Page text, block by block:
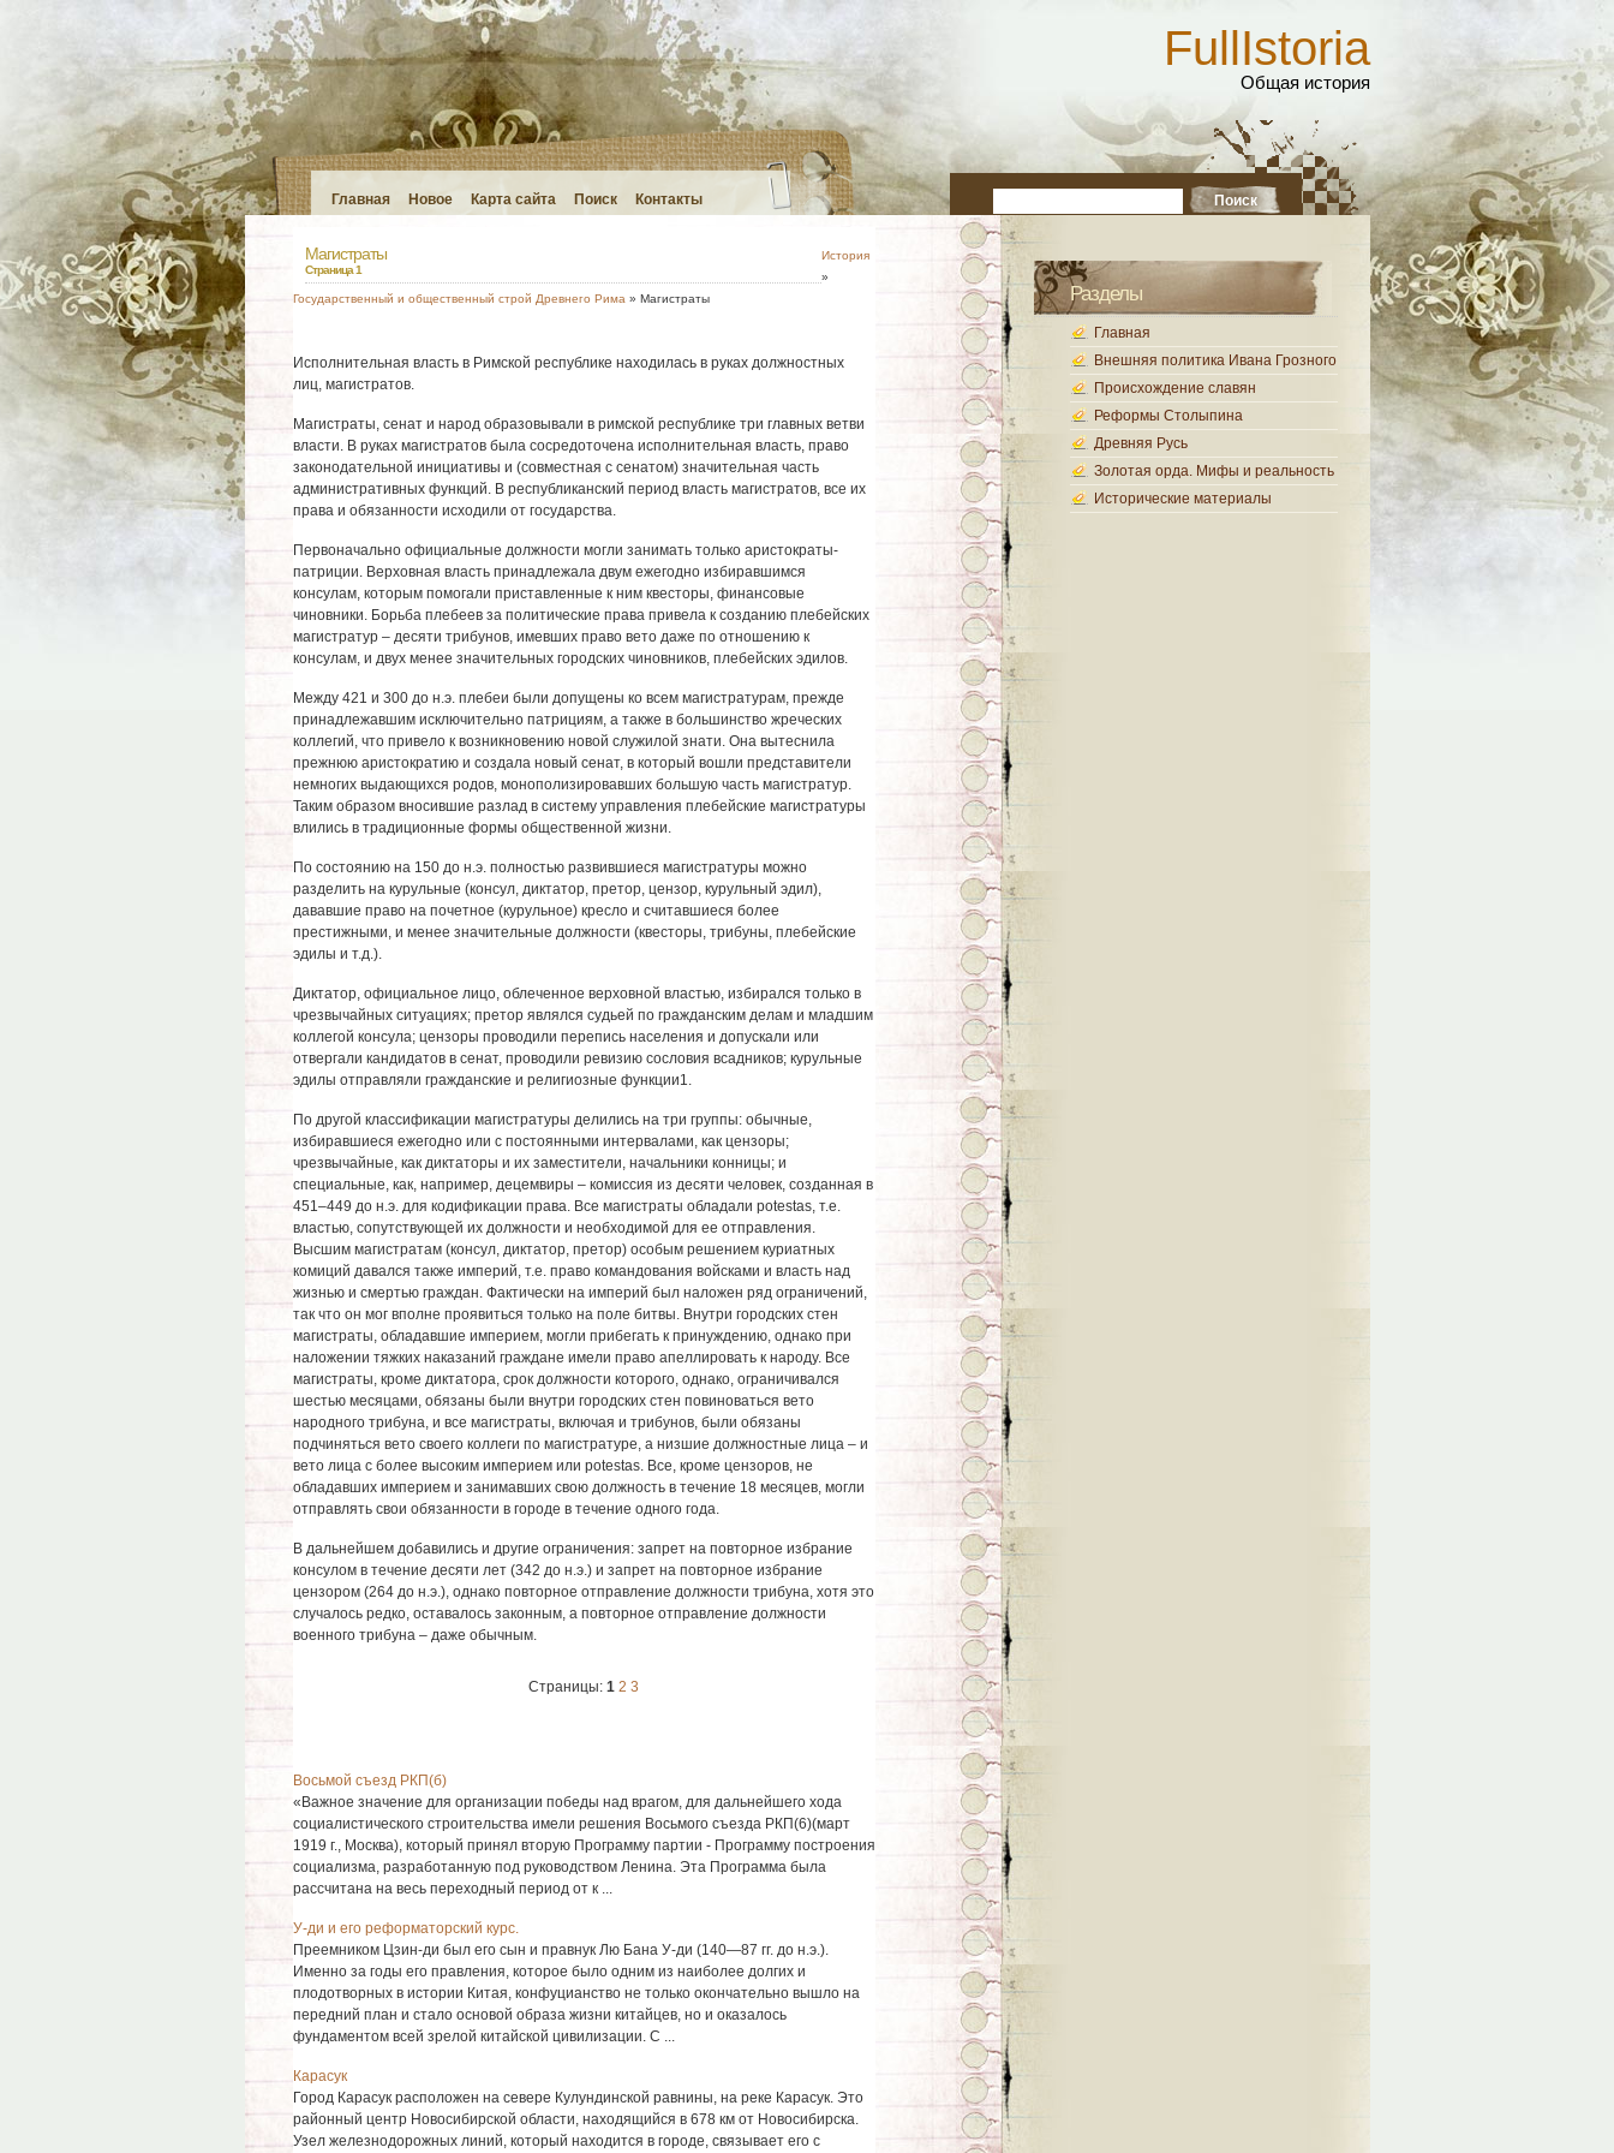
FullIstoria
Общая история
Главная Новое Карта сайта Поиск Контакты
Магистраты
Страница 1
История
»
Государственный и общественный строй Древнего Рима » Магистраты
Исполнительная власть в Римской республике находилась в руках должностных
лиц, магистратов.
Магистраты, сенат и народ образовывали в римской республике три главных ветви
власти. В руках магистратов была сосредоточена исполнительная власть, право
законодательной инициативы и (совместная с сенатом) значительная часть
административных функций. В республиканский период власть магистратов, все их
права и обязанности исходили от государства.
Первоначально официальные должности могли занимать только аристократы-
патриции. Верховная власть принадлежала двум ежегодно избиравшимся
консулам, которым помогали приставленные к ним квесторы, финансовые
чиновники. Борьба плебеев за политические права привела к созданию плебейских
магистратур – десяти трибунов, имевших право вето даже по отношению к
консулам, и двух менее значительных городских чиновников, плебейских эдилов.
Между 421 и 300 до н.э. плебеи были допущены ко всем магистратурам, прежде
принадлежавшим исключительно патрициям, а также в большинство жреческих
коллегий, что привело к возникновению новой служилой знати. Она вытеснила
прежнюю аристократию и создала новый сенат, в который вошли представители
немногих выдающихся родов, монополизировавших большую часть магистратур.
Таким образом вносившие разлад в систему управления плебейские магистратуры
влились в традиционные формы общественной жизни.
По состоянию на 150 до н.э. полностью развившиеся магистратуры можно
разделить на курульные (консул, диктатор, претор, цензор, курульный эдил),
дававшие право на почетное (курульное) кресло и считавшиеся более
престижными, и менее значительные должности (квесторы, трибуны, плебейские
эдилы и т.д.).
Диктатор, официальное лицо, облеченное верховной властью, избирался только в
чрезвычайных ситуациях; претор являлся судьей по гражданским делам и младшим
коллегой консула; цензоры проводили перепись населения и допускали или
отвергали кандидатов в сенат, проводили ревизию сословия всадников; курульные
эдилы отправляли гражданские и религиозные функции1.
По другой классификации магистратуры делились на три группы: обычные,
избиравшиеся ежегодно или с постоянными интервалами, как цензоры;
чрезвычайные, как диктаторы и их заместители, начальники конницы; и
специальные, как, например, децемвиры – комиссия из десяти человек, созданная в
451–449 до н.э. для кодификации права. Все магистраты обладали potestas, т.е.
властью, сопутствующей их должности и необходимой для ее отправления.
Высшим магистратам (консул, диктатор, претор) особым решением куриатных
комиций давался также империй, т.е. право командования войсками и власть над
жизнью и смертью граждан. Фактически на империй был наложен ряд ограничений,
так что он мог вполне проявиться только на поле битвы. Внутри городских стен
магистраты, обладавшие империем, могли прибегать к принуждению, однако при
наложении тяжких наказаний граждане имели право апеллировать к народу. Все
магистраты, кроме диктатора, срок должности которого, однако, ограничивался
шестью месяцами, обязаны были внутри городских стен повиноваться вето
народного трибуна, и все магистраты, включая и трибунов, были обязаны
подчиняться вето своего коллеги по магистратуре, а низшие должностные лица – и
вето лица с более высоким империем или potestas. Все, кроме цензоров, не
обладавших империем и занимавших свою должность в течение 18 месяцев, могли
отправлять свои обязанности в городе в течение одного года.
В дальнейшем добавились и другие ограничения: запрет на повторное избрание
консулом в течение десяти лет (342 до н.э.) и запрет на повторное избрание
цензором (264 до н.э.), однако повторное отправление должности трибуна, хотя это
случалось редко, оставалось законным, а повторное отправление должности
военного трибуна – даже обычным.
Страницы: 1 2 3
Восьмой съезд РКП(б)
«Важное значение для организации победы над врагом, для дальнейшего хода
социалистического строительства имели решения Восьмого съезда РКП(6)(март
1919 г., Москва), который принял вторую Программу партии - Программу построения
социализма, разработанную под руководством Ленина. Эта Программа была
рассчитана на весь переходный период от к ...
У-ди и его реформаторский курс.
Преемником Цзин-ди был его сын и правнук Лю Бана У-ди (140—87 гг. до н.э.).
Именно за годы его правления, которое было одним из наиболее долгих и
плодотворных в истории Китая, конфуцианство не только окончательно вышло на
передний план и стало основой образа жизни китайцев, но и оказалось
фундаментом всей зрелой китайской цивилизации. С ...
Карасук
Город Карасук расположен на севере Кулундинской равнины, на реке Карасук. Это
районный центр Новосибирской области, находящийся в 678 км от Новосибирска.
Узел железнодорожных линий, который находится в городе, связывает его с
Разделы
Главная
Внешняя политика Ивана Грозного
Происхождение славян
Реформы Столыпина
Древняя Русь
Золотая орда. Мифы и реальность
Исторические материалы